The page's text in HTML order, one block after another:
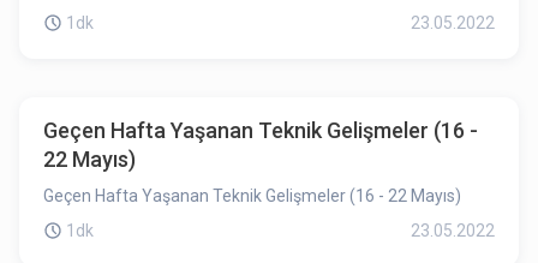
1dk
23.05.2022
Geçen Hafta Yaşanan Teknik Gelişmeler (16 -
22 Mayıs)
Geçen Hafta Yaşanan Teknik Gelişmeler (16 - 22 Mayıs)
1dk
23.05.2022